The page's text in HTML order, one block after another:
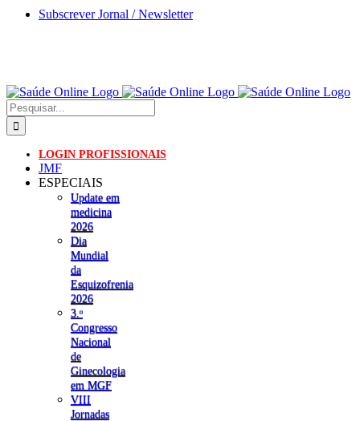
Skip
Subscrever Jornal / Newsletter
Pesquisar
LOGIN PROFISSIONAIS
JMF
ESPECIAIS
Update em
medicina
2026
Dia
Mundial
da
Esquizofrenia
2026
3.ᵒ
Congresso
Nacional
de
Ginecologia
em MGF
VIII
Jornadas